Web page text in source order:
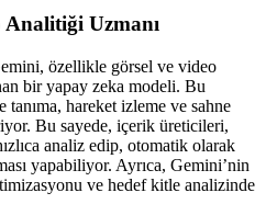
Uzmanı
özellikle görsel ve video
bir yapay zeka modeli. Bu
hareket izleme ve sahne
Bu sayede, içerik üreticileri,
analiz edip, otomatik olarak
yapabiliyor. Ayrıca, Gemini’nin
ve hedef kitle analizinde